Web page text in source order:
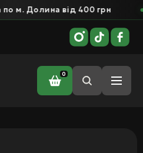
м. Долина від 400 грн
0
з молоком